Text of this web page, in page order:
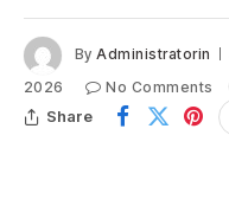
By Administratorin
2026
No Comments
Share